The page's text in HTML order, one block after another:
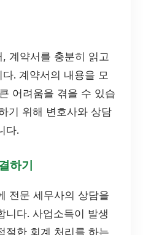
계약서를 충분히 읽고
. 계약서의 내용을 모
어려움을 겪을 수 있습
기 위해 변호사와 상담
다.
하기
전문 세무사의 상담을
니다. 사업소득이 발생
절한 회계 처리를 하는